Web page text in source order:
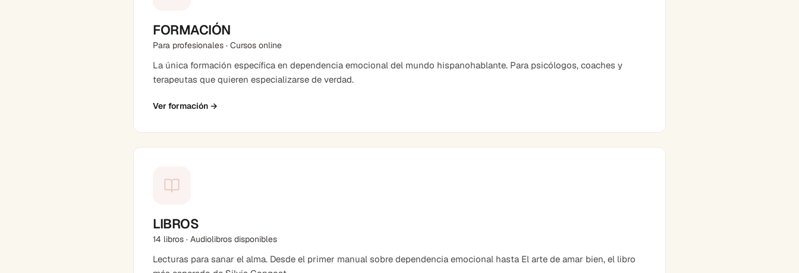
FORMACIÓN
Para profesionales · Cursos online
La única formación específica en dependencia emocional del mundo hispanohablante. Para psicólogos, coaches y
terapeutas que quieren especializarse de verdad.
Ver formación →
LIBROS
14 libros · Audiolibros disponibles
Lecturas para sanar el alma. Desde el primer manual sobre dependencia emocional hasta El arte de amar bien, el libro